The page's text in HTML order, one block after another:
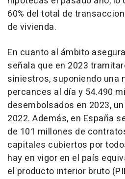
60% del total de
de vivienda.
En cuanto al ámbito
señala que en 2023
siniestros, suponiendo una
percances al día y 54.490
desembolsados en 2023,
2022. Además, en España
de 101 millones de
capitales cubiertos por
hay en vigor en el país
el producto interior bruto